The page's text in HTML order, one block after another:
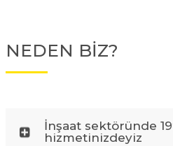
NEDEN BİZ?
İnşaat sektöründe
hizmetinizdeyiz